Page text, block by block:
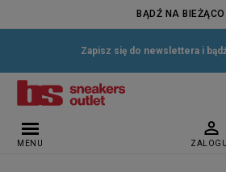
BĄDŹ NA BIEŻĄCO
Zapisz się do newslettera i
MENU